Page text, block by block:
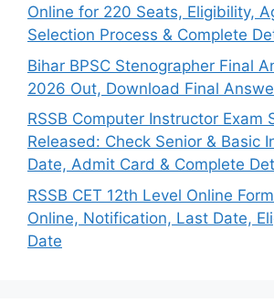
Online for 220 Seats, Eligibility,
Selection Process & Complete
Bihar BPSC Stenographer Final
2026 Out, Download Final
RSSB Computer Instructor Exam
Released: Check Senior & Basic
Date, Admit Card & Complete
RSSB CET 12th Level Online
Online, Notification, Last Date,
Date